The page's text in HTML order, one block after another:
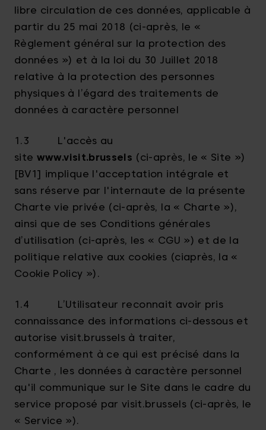
libre circulation de ces données, applicable à
partir du 25 mai 2018 (ci-après, le «
Règlement général sur la protection des
données ») et à la loi du 30 Juillet 2018
relative à la protection des personnes
physiques à l’égard des traitements de
données à caractère personnel
1.3 L'accès au
site www.visit.brussels (ci-après, le « Site »)
[BV1] implique l'acceptation intégrale et
sans réserve par l'internaute de la présente
Charte vie privée (ci-après, la « Charte »),
ainsi que de ses Conditions générales
d’utilisation (ci-après, les « CGU ») et de la
politique relative aux cookies (ciaprès, la «
Cookie Policy »).
1.4 L’Utilisateur reconnait avoir pris
connaissance des informations ci-dessous et
autorise visit.brussels à traiter,
conformément à ce qui est précisé dans la
Charte , les données à caractère personnel
qu'il communique sur le Site dans le cadre du
service proposé par visit.brussels (ci-après, le
« Service »).